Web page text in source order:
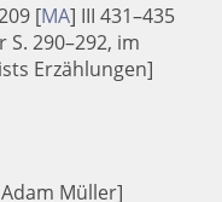
[MA] III 431–435
S. 290–292, im
Erzählungen]
Müller]